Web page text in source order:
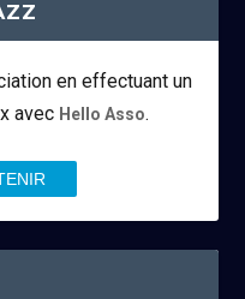
en effectuant un
avec Hello Asso.